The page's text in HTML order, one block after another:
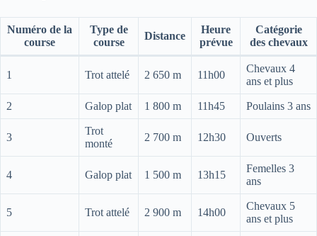
Numéro de la
course
Type de
course
Distance
Heure
prévue
Catégorie
des chevaux
1 Trot attelé 2 650 m 11h00
Chevaux 4
ans et plus
2 Galop plat 1 800 m 11h45 Poulains 3 ans
3
Trot
monté
2 700 m 12h30 Ouverts
4 Galop plat 1 500 m 13h15
Femelles 3
ans
5 Trot attelé 2 900 m 14h00
Chevaux 5
ans et plus